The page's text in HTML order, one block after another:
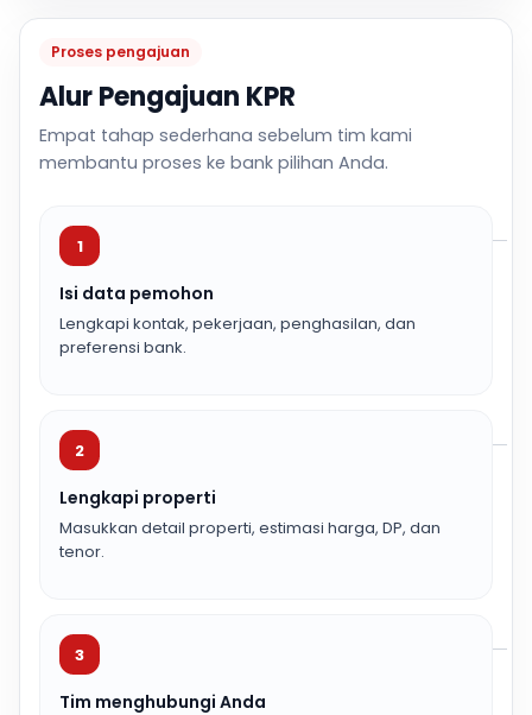
Proses pengajuan
Alur Pengajuan KPR
Empat tahap sederhana sebelum tim kami
membantu proses ke bank pilihan Anda.
1
Isi data pemohon
Lengkapi kontak, pekerjaan, penghasilan, dan
preferensi bank.
2
Lengkapi properti
Masukkan detail properti, estimasi harga, DP, dan
tenor.
3
Tim menghubungi Anda